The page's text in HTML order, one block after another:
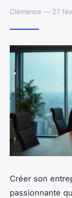
Clémence — 27
Créer son
passionnante